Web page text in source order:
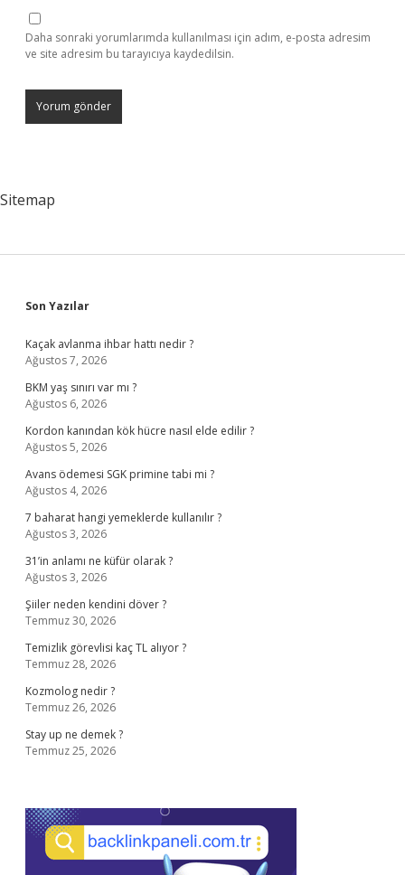
Daha sonraki yorumlarımda kullanılması için adım, e-posta adresim
ve site adresim bu tarayıcıya kaydedilsin.
Sitemap
Sidebar
Son Yazılar
Kaçak avlanma ihbar hattı nedir ?
Ağustos 7, 2026
BKM yaş sınırı var mı ?
Ağustos 6, 2026
Kordon kanından kök hücre nasıl elde edilir ?
Ağustos 5, 2026
Avans ödemesi SGK primine tabi mi ?
Ağustos 4, 2026
7 baharat hangi yemeklerde kullanılır ?
Ağustos 3, 2026
31’in anlamı ne küfür olarak ?
Ağustos 3, 2026
Şiiler neden kendini döver ?
Temmuz 30, 2026
Temizlik görevlisi kaç TL alıyor ?
Temmuz 28, 2026
Kozmolog nedir ?
Temmuz 26, 2026
Stay up ne demek ?
Temmuz 25, 2026